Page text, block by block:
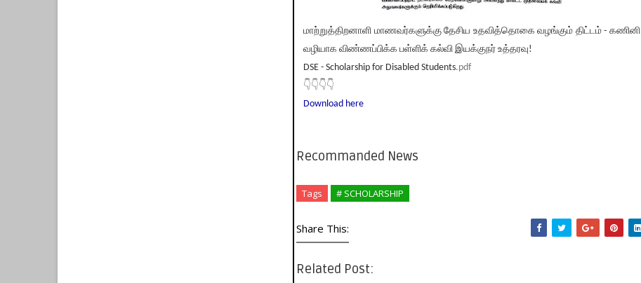
மாற்றுத்திறனாளி மாணவர்களுக்கு தேசிய உதவித்தொகை வழங்கும் திட்டம் - கணினி
வழியாக விண்ணப்பிக்க பள்ளிக் கல்வி இயக்குநர் உத்தரவு!
DSE - Scholarship for Disabled Students.pdf
👇👇👇👇
Download here
Recommanded News
Tags # SCHOLARSHIP
Share This:
Related Post: